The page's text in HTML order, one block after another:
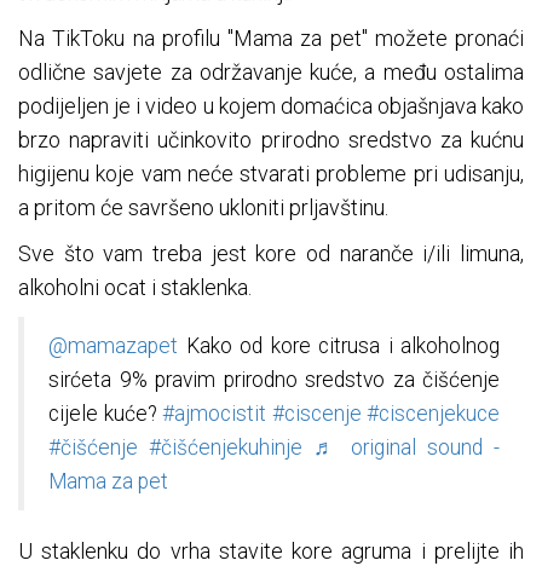
Na TikToku na profilu "Mama za pet" možete pronaći
odlične savjete za održavanje kuće, a među ostalima
podijeljen je i video u kojem domaćica objašnjava kako
brzo napraviti učinkovito prirodno sredstvo za kućnu
higijenu koje vam neće stvarati probleme pri udisanju,
a pritom će savršeno ukloniti prljavštinu.
Sve što vam treba jest kore od naranče i/ili limuna,
alkoholni ocat i staklenka.
@mamazapet Kako od kore citrusa i alkoholnog
sirćeta 9% pravim prirodno sredstvo za čišćenje
cijele kuće? #ajmocistit #ciscenje #ciscenjekuce
#čišćenje #čišćenjekuhinje ♬ original sound -
Mama za pet
U staklenku do vrha stavite kore agruma i prelijte ih